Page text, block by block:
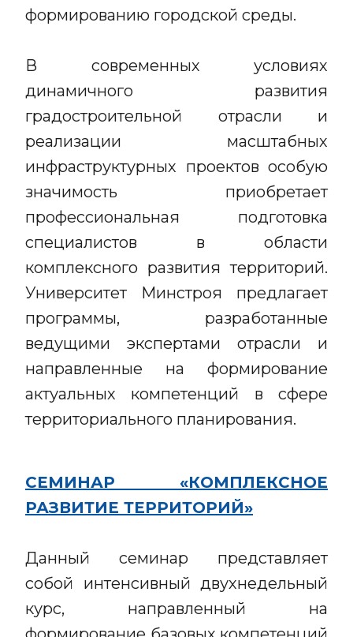
формированию городской среды.
В современных условиях
динамичного развития
градостроительной отрасли и
реализации масштабных
инфраструктурных проектов особую
значимость приобретает
профессиональная подготовка
специалистов в области
комплексного развития территорий.
Университет Минстроя предлагает
программы, разработанные
ведущими экспертами отрасли и
направленные на формирование
актуальных компетенций в сфере
территориального планирования.
СЕМИНАР «КОМПЛЕКСНОЕ
РАЗВИТИЕ ТЕРРИТОРИЙ»
Данный семинар представляет
собой интенсивный двухнедельный
курс, направленный на